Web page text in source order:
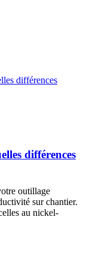
différences
outillage
sur chantier.
au nickel-